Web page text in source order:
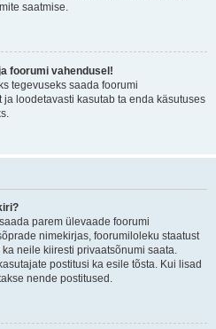
saatmise.
foorumi vahendusel!
tegevuseks saada foorumi
loodetavasti kasutab ta enda käsutuses
parem ülevaade foorumi
nimekirjas, foorumiloleku staatust
neile kiiresti privaatsõnumi saata.
postitusi ka esile tõsta. Kui lisad
nende postitused.